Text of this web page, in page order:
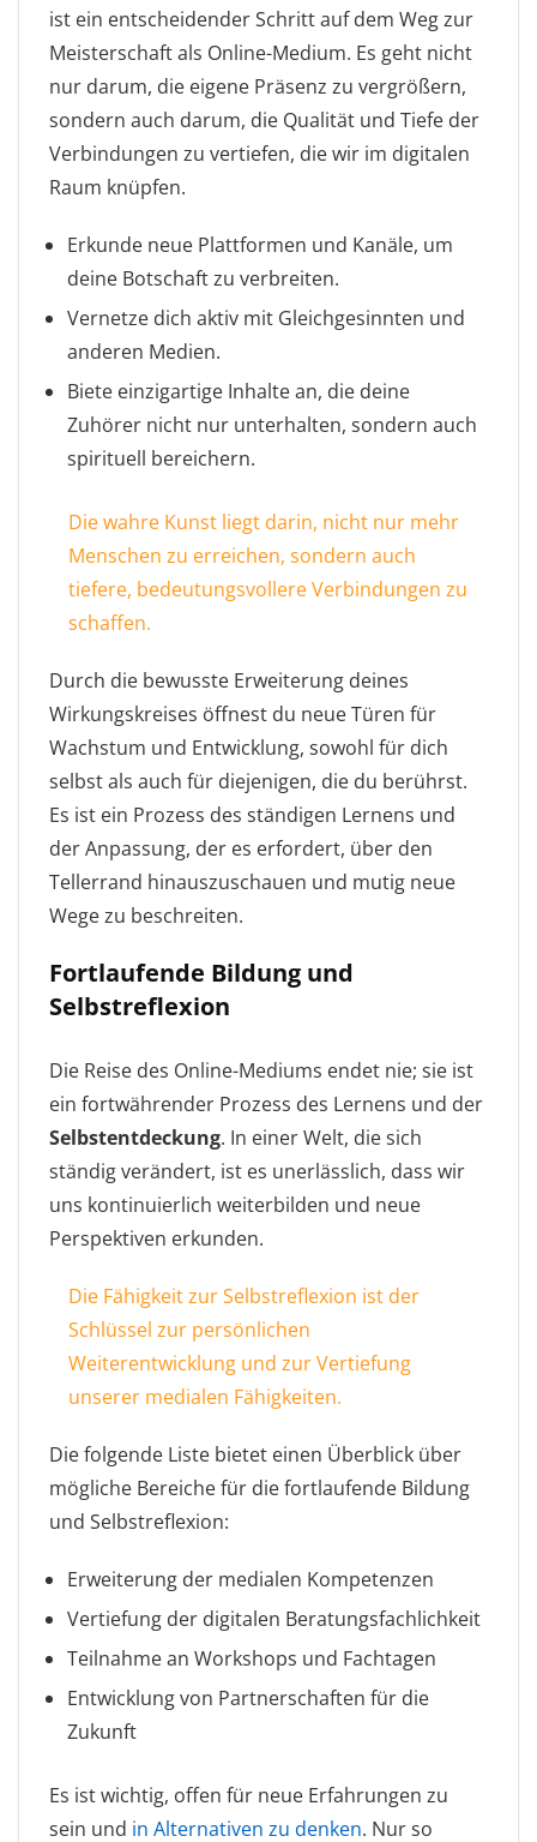
ist ein entscheidender Schritt auf dem Weg zur
Meisterschaft als Online-Medium. Es geht nicht
nur darum, die eigene Präsenz zu vergrößern,
sondern auch darum, die Qualität und Tiefe der
Verbindungen zu vertiefen, die wir im digitalen
Raum knüpfen.
Erkunde neue Plattformen und Kanäle, um
deine Botschaft zu verbreiten.
Vernetze dich aktiv mit Gleichgesinnten und
anderen Medien.
Biete einzigartige Inhalte an, die deine
Zuhörer nicht nur unterhalten, sondern auch
spirituell bereichern.
Die wahre Kunst liegt darin, nicht nur mehr
Menschen zu erreichen, sondern auch
tiefere, bedeutungsvollere Verbindungen zu
schaffen.
Durch die bewusste Erweiterung deines
Wirkungskreises öffnest du neue Türen für
Wachstum und Entwicklung, sowohl für dich
selbst als auch für diejenigen, die du berührst.
Es ist ein Prozess des ständigen Lernens und
der Anpassung, der es erfordert, über den
Tellerrand hinauszuschauen und mutig neue
Wege zu beschreiten.
Fortlaufende Bildung und
Selbstreflexion
Die Reise des Online-Mediums endet nie; sie ist
ein fortwährender Prozess des Lernens und der
Selbstentdeckung. In einer Welt, die sich
ständig verändert, ist es unerlässlich, dass wir
uns kontinuierlich weiterbilden und neue
Perspektiven erkunden.
Die Fähigkeit zur Selbstreflexion ist der
Schlüssel zur persönlichen
Weiterentwicklung und zur Vertiefung
unserer medialen Fähigkeiten.
Die folgende Liste bietet einen Überblick über
mögliche Bereiche für die fortlaufende Bildung
und Selbstreflexion:
Erweiterung der medialen Kompetenzen
Vertiefung der digitalen Beratungsfachlichkeit
Teilnahme an Workshops und Fachtagen
Entwicklung von Partnerschaften für die
Zukunft
Es ist wichtig, offen für neue Erfahrungen zu
sein und in Alternativen zu denken. Nur so